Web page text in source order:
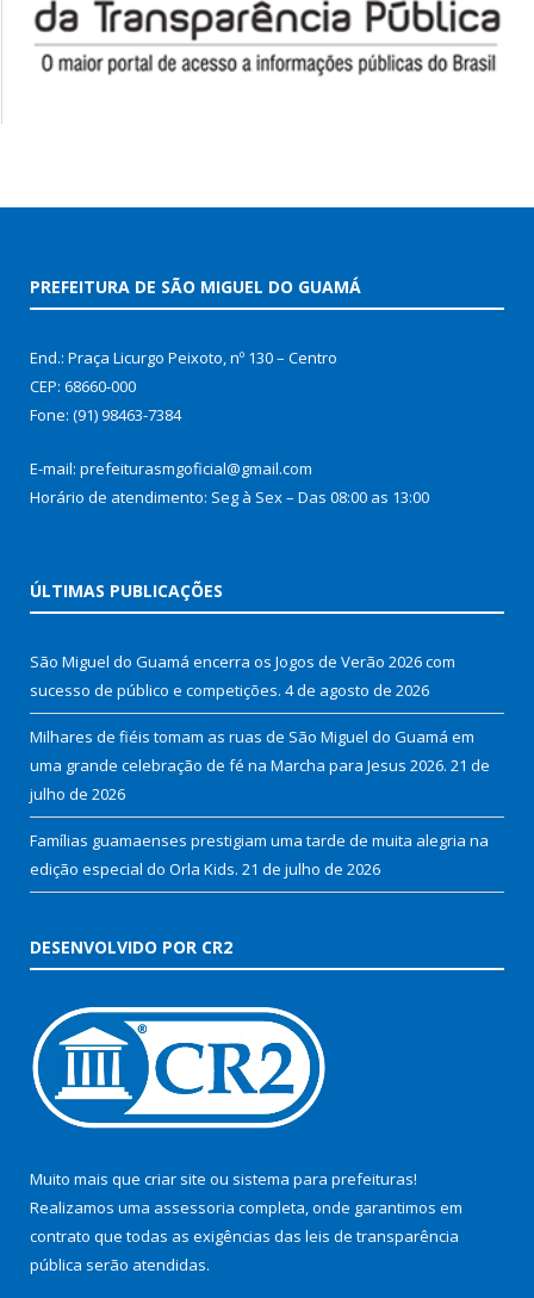
PREFEITURA DE SÃO MIGUEL DO GUAMÁ
End.: Praça Licurgo Peixoto, nº 130 – Centro
CEP: 68660-000
Fone: (91) 98463-7384
E-mail: prefeiturasmgoficial@gmail.com
Horário de atendimento: Seg à Sex – Das 08:00 as 13:00
ÚLTIMAS PUBLICAÇÕES
São Miguel do Guamá encerra os Jogos de Verão 2026 com
sucesso de público e competições. 4 de agosto de 2026
Milhares de fiéis tomam as ruas de São Miguel do Guamá em
uma grande celebração de fé na Marcha para Jesus 2026. 21 de
julho de 2026
Famílias guamaenses prestigiam uma tarde de muita alegria na
edição especial do Orla Kids. 21 de julho de 2026
DESENVOLVIDO POR CR2
Muito mais que criar site ou sistema para prefeituras!
Realizamos uma assessoria completa, onde garantimos em
contrato que todas as exigências das leis de transparência
pública serão atendidas.